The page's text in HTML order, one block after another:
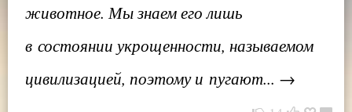
животное. Мы знаем его лишь
в состоянии укрощенности, называемом
цивилизацией, поэтому и пугают... →